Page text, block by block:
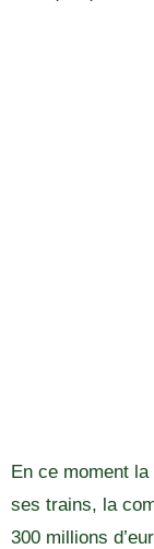
En ce moment
ses trains, la
300 millions